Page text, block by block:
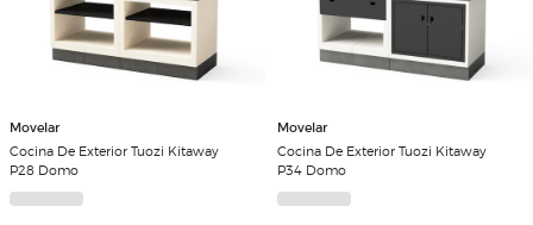
Movelar
Cocina De Exterior Tuozi Kitaway
P28 Domo
Movelar
Cocina De Exterior Tuozi Kitaway
P34 Domo